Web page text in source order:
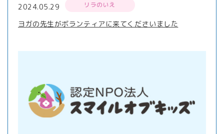
2024.05.29 リラのいえ
ヨガの先生がボランティアに来てくださいました